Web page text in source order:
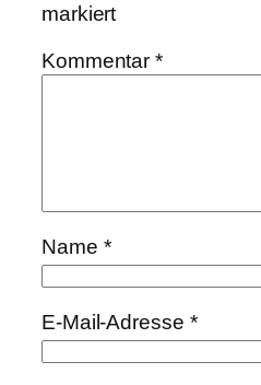
markiert
Kommentar*
Name *
E-Mail-Adresse *